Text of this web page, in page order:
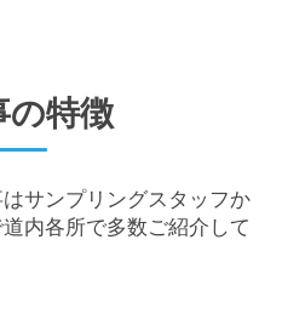
の特徴
サンプリングスタッフか
内各所で多数ご紹介して